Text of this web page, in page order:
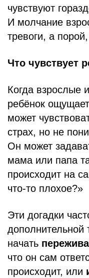
чувствуют
И молчание
тревоги, а
Что чувствует
Когда взрослые
ребёнок ощущает
может
страх, но не
Он может
мама или папа
происходит на
что-то плохое?»
Эти догадки
дополнительной
начать
что он сам
происходит, или